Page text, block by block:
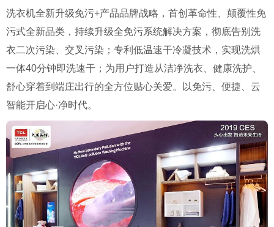
洗衣机全新升级免污+产品品牌战略，首创革命性、颠覆性免
污式全新品类，持续升级全免污系统解决方案，彻底告别洗
衣二次污染、交叉污染；专利低温速干冷凝技术，实现洗烘
一体40分钟即洗速干；为用户打造从洁净洗衣、健康洗护、
舒心穿着到端庄出行的全方位贴心关爱。以免污、便捷、云
智能开启心·净时代。